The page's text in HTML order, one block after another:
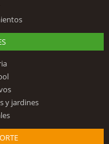
y jardines